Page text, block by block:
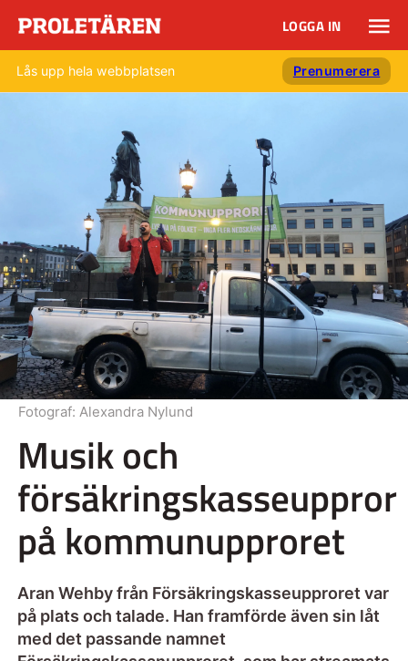
LOGGA IN
Lås upp hela webbplatsen Prenumerera
Musik och
försäkringskasseuppror
på kommunupproret
Aran Wehby från Försäkringskasseupproret var
på plats och talade. Han framförde även sin låt
med det passande namnet
Fotograf: Alexandra Nylund